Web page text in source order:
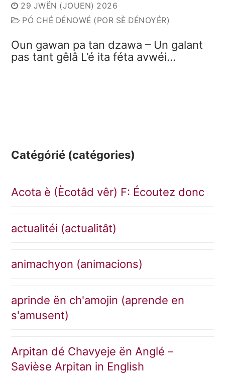
29 JWËN (JOUEN) 2026
PÓ CHÉ DÉNOWÉ (POR SÈ DÉNOYÉR)
Oun gawan pa tan dzawa – Un galant
pas tant gêlâ L’é ita féta avwéi…
Catégórié (catégories)
Acota è (Ècotâd vêr) F: Écoutez donc
actualitéi (actualitât)
animachyon (animacions)
aprinde ën ch'amojin (aprende en
s'amusent)
Arpitan dé Chavyeje ën Anglé –
Savièse Arpitan in English